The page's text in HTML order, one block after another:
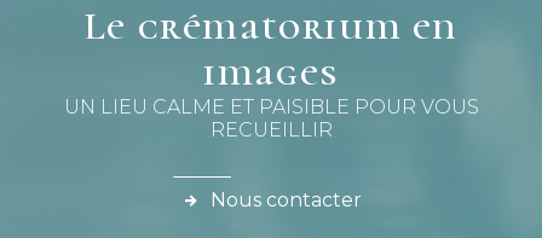
Le crématorium en
images
UN LIEU CALME ET PAISIBLE POUR VOUS
RECUEILLIR
Nous contacter